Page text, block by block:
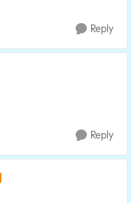
Reply
Reply